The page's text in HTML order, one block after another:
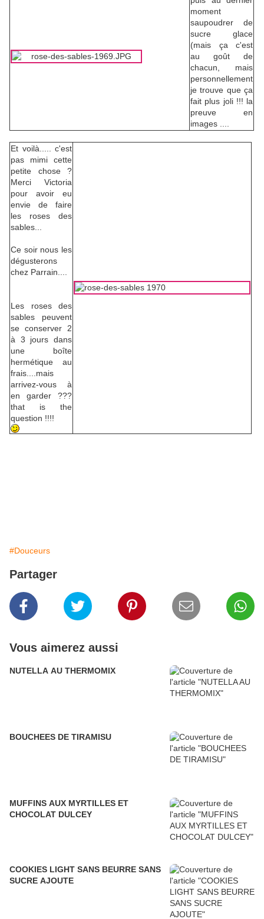
moment
saupoudrer de
sucre glace
(mais ça c'est
au goût de
chacun, mais
personnellement
je trouve que ça
fait plus joli !!! la
preuve en
images ....
Et voilà..... c'est
pas mimi cette
petite chose ?
Merci Victoria
pour avoir eu
envie de faire
les roses des
sables...
Ce soir nous les
dégusterons
chez Parrain....
Les roses des
sables peuvent
se conserver 2
à 3 jours dans
une boîte
hermétique au
frais....mais
arrivez-vous à
en garder ???
that is the
question !!!!
#Douceurs
Partager
Vous aimerez aussi
NUTELLA AU THERMOMIX
BOUCHEES DE TIRAMISU
MUFFINS AUX MYRTILLES ET
CHOCOLAT DULCEY
COOKIES LIGHT SANS BEURRE SANS
SUCRE AJOUTE